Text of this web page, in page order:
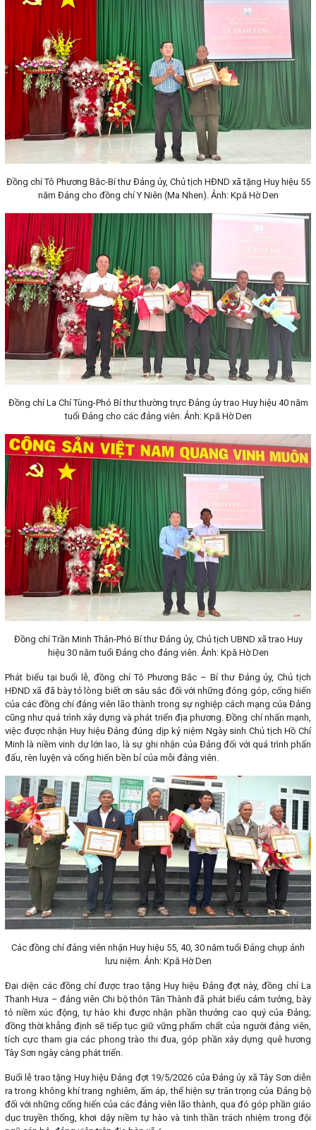
Đồng chí Tô Phương Bắc-Bí thư Đảng ủy, Chủ tịch HĐND xã tặng Huy hiệu 55
năm Đảng cho đồng chí Y Niên (Ma Nhen). Ảnh: Kpă Hờ Den
Đồng chí La Chí Tùng-Phó Bí thư thường trực Đảng ủy trao Huy hiệu 40 năm
tuổi Đảng cho các đảng viên. Ảnh: Kpă Hờ Den
Đồng chí Trần Minh Thân-Phó Bí thư Đảng ủy, Chủ tịch UBND xã trao Huy
hiệu 30 năm tuổi Đảng cho đảng viên. Ảnh: Kpă Hờ Den
Phát biểu tại buổi lễ, đồng chí Tô Phương Bắc – Bí thư Đảng ủy, Chủ tịch
HĐND xã đã bày tỏ lòng biết ơn sâu sắc đối với những đóng góp, cống hiến
của các đồng chí đảng viên lão thành trong sự nghiệp cách mạng của Đảng
cũng như quá trình xây dựng và phát triển địa phương. Đồng chí nhấn mạnh,
việc được nhận Huy hiệu Đảng đúng dịp kỷ niệm Ngày sinh Chủ tịch Hồ Chí
Minh là niềm vinh dự lớn lao, là sự ghi nhận của Đảng đối với quá trình phấn
đấu, rèn luyện và cống hiến bền bỉ của mỗi đảng viên.
Các đồng chí đảng viên nhận Huy hiệu 55, 40, 30 năm tuổi Đảng chụp ảnh
lưu niệm. Ảnh: Kpă Hờ Den
Đại diện các đồng chí được trao tặng Huy hiệu Đảng đợt này, đồng chí La
Thanh Hưa – đảng viên Chi bộ thôn Tân Thành đã phát biểu cảm tưởng, bày
tỏ niềm xúc động, tự hào khi được nhận phần thưởng cao quý của Đảng;
đồng thời khẳng định sẽ tiếp tục giữ vững phẩm chất của người đảng viên,
tích cực tham gia các phong trào thi đua, góp phần xây dựng quê hương
Tây Sơn ngày càng phát triển.
Buổi lễ trao tặng Huy hiệu Đảng đợt 19/5/2026 của Đảng ủy xã Tây Sơn diễn
ra trong không khí trang nghiêm, ấm áp, thể hiện sự trân trọng của Đảng bộ
đối với những cống hiến của các đảng viên lão thành, qua đó góp phần giáo
dục truyền thống, khơi dậy niềm tự hào và tinh thần trách nhiệm trong đội